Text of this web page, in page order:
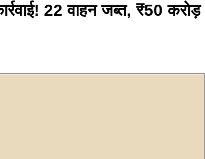
22 वाहन जब्त, ₹50 करोड़